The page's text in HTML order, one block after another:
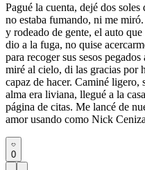
Pagué la cuenta, dejé dos
no estaba fumando, ni me
y rodeado de gente, el auto
dio a la fuga, no quise
para recoger sus sesos
miré al cielo, di las gracias por
capaz de hacer. Caminé ligero,
alma era liviana, llegué a la
página de citas. Me lancé de
amor usando como Nick
0